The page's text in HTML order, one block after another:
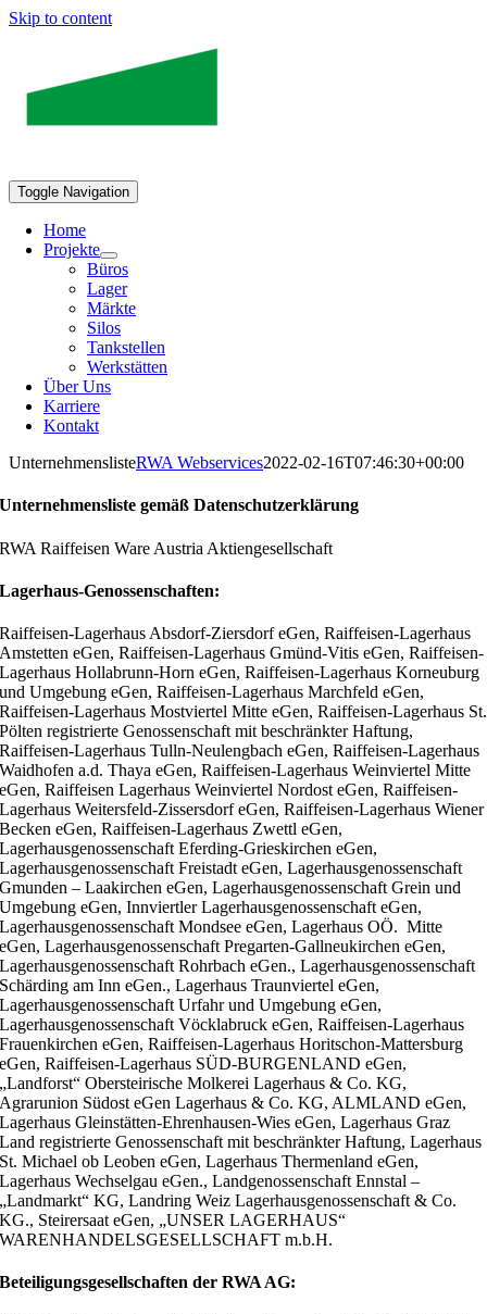
Skip to content
Toggle Navigation
Home
Projekte
Büros
Lager
Märkte
Silos
Tankstellen
Werkstätten
Über Uns
Karriere
Kontakt
UnternehmenslisteRWA Webservices2022-02-16T07:46:30+00:00
Unternehmensliste gemäß Datenschutzerklärung
RWA Raiffeisen Ware Austria Aktiengesellschaft
Lagerhaus-Genossenschaften:
Raiffeisen-Lagerhaus Absdorf-Ziersdorf eGen, Raiffeisen-Lagerhaus
Amstetten eGen, Raiffeisen-Lagerhaus Gmünd-Vitis eGen, Raiffeisen-
Lagerhaus Hollabrunn-Horn eGen, Raiffeisen-Lagerhaus Korneuburg
und Umgebung eGen, Raiffeisen-Lagerhaus Marchfeld eGen,
Raiffeisen-Lagerhaus Mostviertel Mitte eGen, Raiffeisen-Lagerhaus St.
Pölten registrierte Genossenschaft mit beschränkter Haftung,
Raiffeisen-Lagerhaus Tulln-Neulengbach eGen, Raiffeisen-Lagerhaus
Waidhofen a.d. Thaya eGen, Raiffeisen-Lagerhaus Weinviertel Mitte
eGen, Raiffeisen Lagerhaus Weinviertel Nordost eGen, Raiffeisen-
Lagerhaus Weitersfeld-Zissersdorf eGen, Raiffeisen-Lagerhaus Wiener
Becken eGen, Raiffeisen-Lagerhaus Zwettl eGen,
Lagerhausgenossenschaft Eferding-Grieskirchen eGen,
Lagerhausgenossenschaft Freistadt eGen, Lagerhausgenossenschaft
Gmunden – Laakirchen eGen, Lagerhausgenossenschaft Grein und
Umgebung eGen, Innviertler Lagerhausgenossenschaft eGen,
Lagerhausgenossenschaft Mondsee eGen, Lagerhaus OÖ. Mitte
eGen, Lagerhausgenossenschaft Pregarten-Gallneukirchen eGen,
Lagerhausgenossenschaft Rohrbach eGen., Lagerhausgenossenschaft
Schärding am Inn eGen., Lagerhaus Traunviertel eGen,
Lagerhausgenossenschaft Urfahr und Umgebung eGen,
Lagerhausgenossenschaft Vöcklabruck eGen, Raiffeisen-Lagerhaus
Frauenkirchen eGen, Raiffeisen-Lagerhaus Horitschon-Mattersburg
eGen, Raiffeisen-Lagerhaus SÜD-BURGENLAND eGen,
„Landforst“ Obersteirische Molkerei Lagerhaus & Co. KG,
Agrarunion Südost eGen Lagerhaus & Co. KG, ALMLAND eGen,
Lagerhaus Gleinstätten-Ehrenhausen-Wies eGen, Lagerhaus Graz
Land registrierte Genossenschaft mit beschränkter Haftung, Lagerhaus
St. Michael ob Leoben eGen, Lagerhaus Thermenland eGen,
Lagerhaus Wechselgau eGen., Landgenossenschaft Ennstal –
„Landmarkt“ KG, Landring Weiz Lagerhausgenossenschaft & Co.
KG., Steirersaat eGen, „UNSER LAGERHAUS“
WARENHANDELSGESELLSCHAFT m.b.H.
Beteiligungsgesellschaften der RWA AG: